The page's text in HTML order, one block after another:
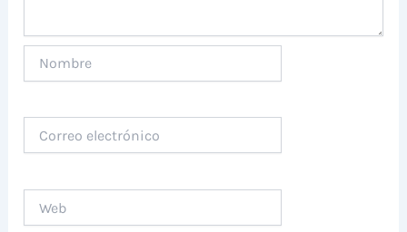
electrónico